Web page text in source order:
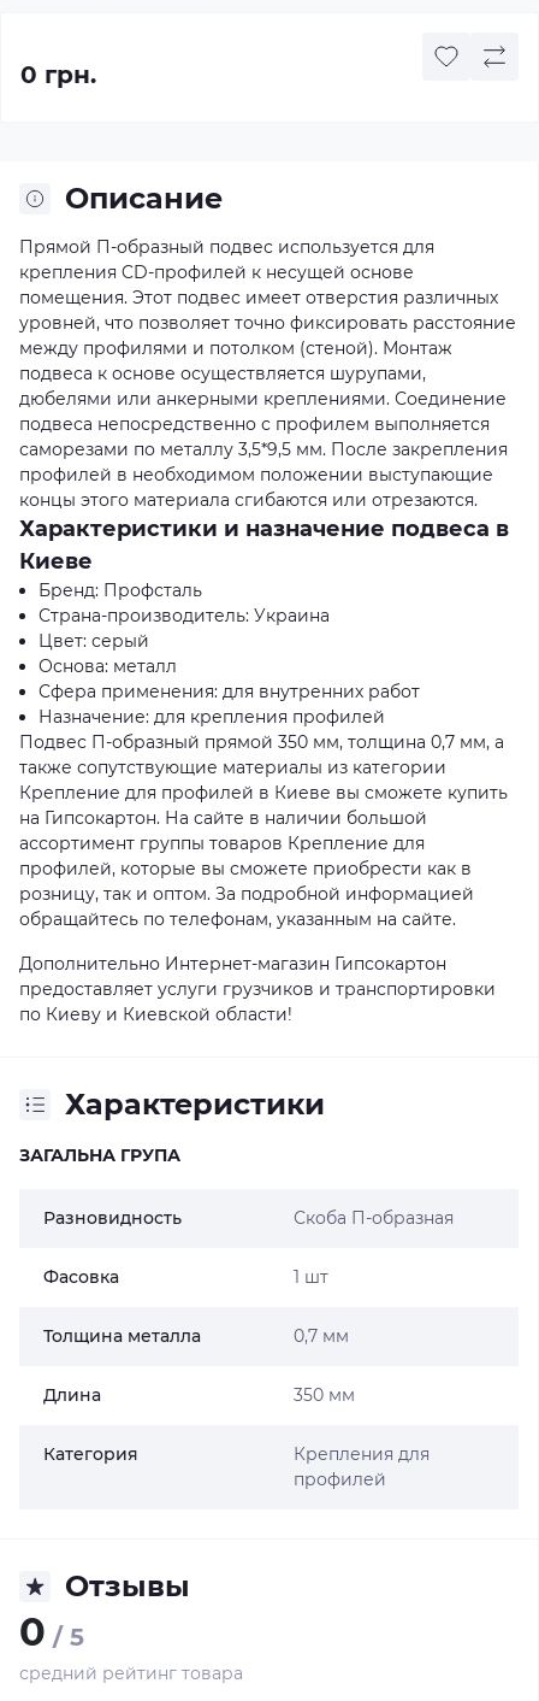
0 грн.
Описание
Прямой П-образный подвес используется для
крепления CD-профилей к несущей основе
помещения. Этот подвес имеет отверстия различных
уровней, что позволяет точно фиксировать расстояние
между профилями и потолком (стеной). Монтаж
подвеса к основе осуществляется шурупами,
дюбелями или анкерными креплениями. Соединение
подвеса непосредственно с профилем выполняется
саморезами по металлу 3,5*9,5 мм. После закрепления
профилей в необходимом положении выступающие
концы этого материала сгибаются или отрезаются.
Характеристики и назначение подвеса в
Киеве
Бренд: Профсталь
Страна-производитель: Украина
Цвет: серый
Основа: металл
Сфера применения: для внутренних работ
Назначение: для крепления профилей
Подвес П-образный прямой 350 мм, толщина 0,7 мм, а
также сопутствующие материалы из категории
Крепление для профилей в Киеве вы сможете купить
на Гипсокартон. На сайте в наличии большой
ассортимент группы товаров Крепление для
профилей, которые вы сможете приобрести как в
розницу, так и оптом. За подробной информацией
обращайтесь по телефонам, указанным на сайте.
Дополнительно Интернет-магазин Гипсокартон
предоставляет услуги грузчиков и транспортировки
по Киеву и Киевской области!
Характеристики
ЗАГАЛЬНА ГРУПА
Разновидность Скоба П-образная
Фасовка 1 шт
Толщина металла 0,7 мм
Длина 350 мм
Категория
Крепления для
профилей
Отзывы
0 / 5
средний рейтинг товара